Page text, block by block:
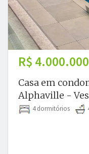
R$
Casa em
Alphaville -
4 dormitórios